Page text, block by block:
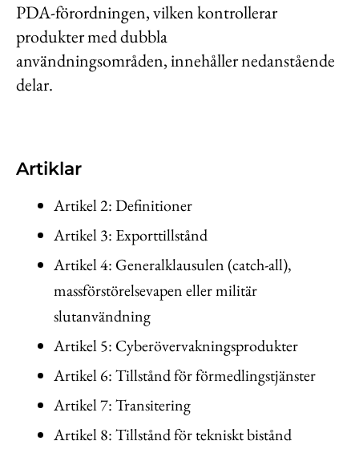
Om ISP
Kontakt
Lediga jobb
PDA-förordningen, vilken kontrollerar
produkter med dubbla
användningsområden, innehåller nedanstående
delar.
Artiklar
Artikel 2: Definitioner
Artikel 3: Exporttillstånd
Artikel 4: Generalklausulen (catch-all),
massförstörelsevapen eller militär
slutanvändning
Artikel 5: Cyberövervakningsprodukter
Artikel 6: Tillstånd för förmedlingstjänster
Artikel 7: Transitering
Artikel 8: Tillstånd för tekniskt bistånd